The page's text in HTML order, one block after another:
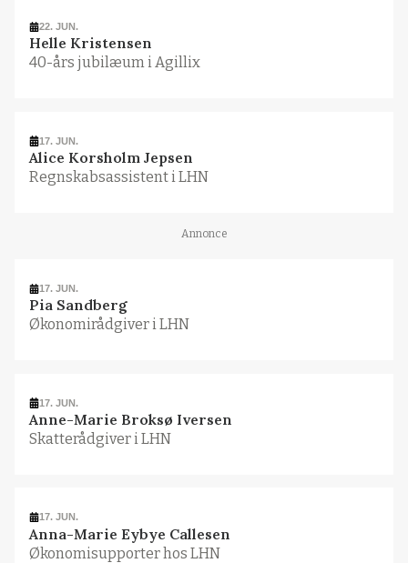
22. JUN.
Helle Kristensen
40-års jubilæum i Agillix
17. JUN.
Alice Korsholm Jepsen
Regnskabsassistent i LHN
Annonce
17. JUN.
Pia Sandberg
Økonomirådgiver i LHN
17. JUN.
Anne-Marie Broksø Iversen
Skatterådgiver i LHN
17. JUN.
Anna-Marie Eybye Callesen
Økonomisupporter hos LHN